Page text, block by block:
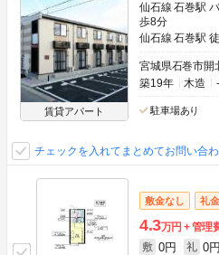
賃貸アパート
仙石線 石巻駅
歩8分
仙石線 石巻駅
宮城県石巻市開
築19年
木造 -
駐車場あり
チェックを入れてまとめてお問い合
敷金なし 礼
4.3万円 管理
敷 0円 礼 0円